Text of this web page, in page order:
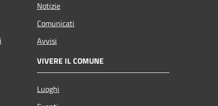
Notizie
Comunicati
Avvisi
VIVERE IL COMUNE
Luoghi